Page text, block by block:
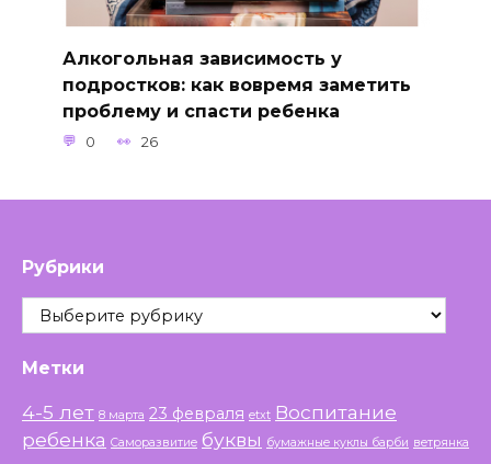
Алкогольная зависимость у
подростков: как вовремя заметить
проблему и спасти ребенка
0 26
Рубрики
Рубрики
Метки
4-5 лет 8 марта 23 февраля etxt Воспитание
ребенка Саморазвитие буквы бумажные куклы барби ветрянка